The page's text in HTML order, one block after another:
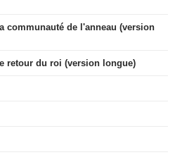
communauté de l'anneau (version
retour du roi (version longue)